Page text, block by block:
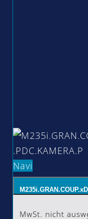
Navi
MwSt. nicht